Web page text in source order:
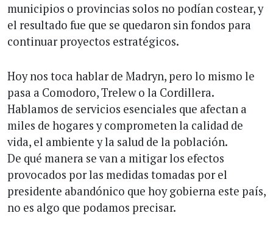
municipios o provincias solos no podían costear, y
el resultado fue que se quedaron sin fondos para
continuar proyectos estratégicos.
Hoy nos toca hablar de Madryn, pero lo mismo le
pasa a Comodoro, Trelew o la Cordillera.
Hablamos de servicios esenciales que afectan a
miles de hogares y comprometen la calidad de
vida, el ambiente y la salud de la población.
De qué manera se van a mitigar los efectos
provocados por las medidas tomadas por el
presidente abandónico que hoy gobierna este país,
no es algo que podamos precisar.